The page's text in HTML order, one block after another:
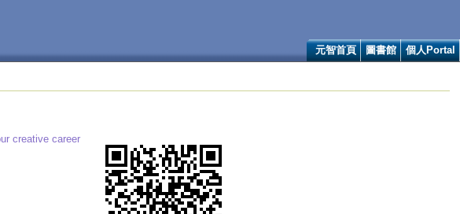
元智首頁 圖書館 個人Portal
creative career